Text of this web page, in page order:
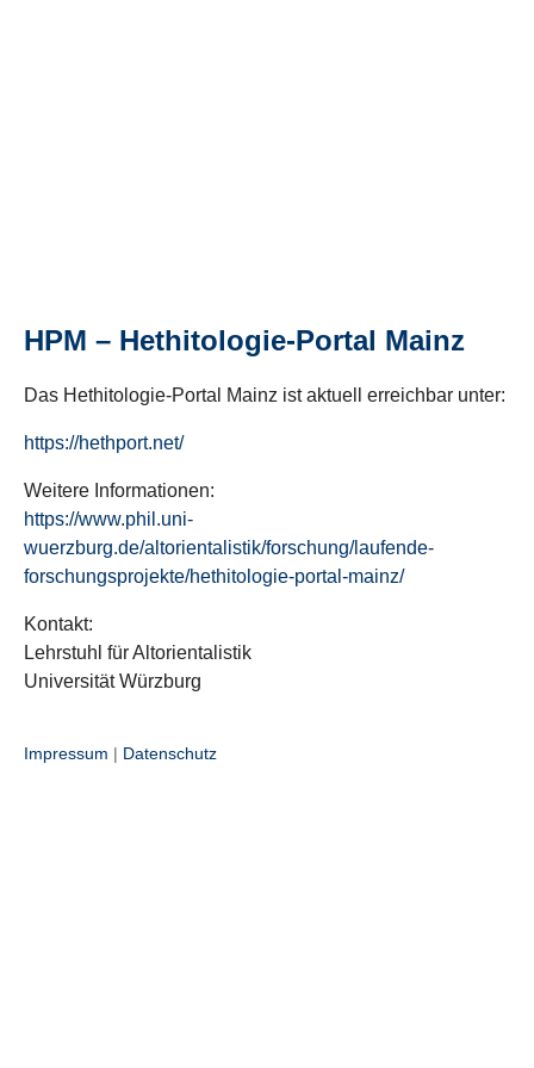
HPM – Hethitologie-Portal Mainz
Das Hethitologie-Portal Mainz ist aktuell erreichbar unter:
https://hethport.net/
Weitere Informationen:
https://www.phil.uni-
wuerzburg.de/altorientalistik/forschung/laufende-
forschungsprojekte/hethitologie-portal-mainz/
Kontakt:
Lehrstuhl für Altorientalistik
Universität Würzburg
Impressum | Datenschutz